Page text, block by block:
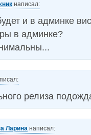
написал:
и в админке
в админке?
релиза
Ларина написал: